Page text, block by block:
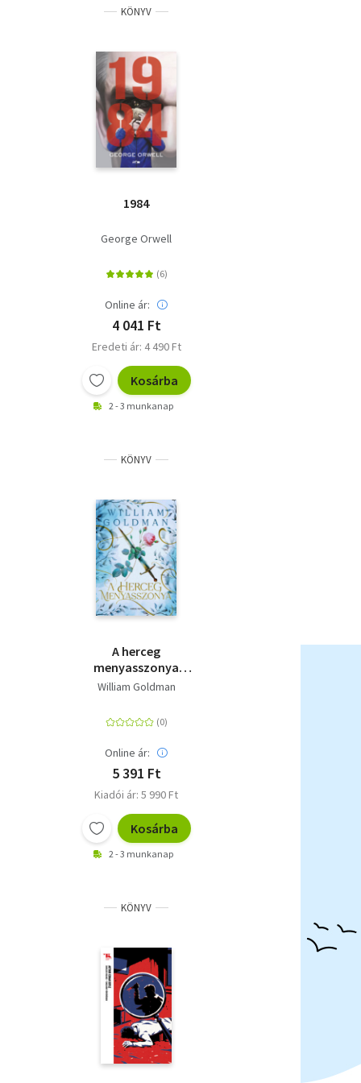
KÖNYV
1984
George Orwell
Online ár:
4 041 Ft
Eredeti ár: 4 490 Ft
Kosárba
2 - 3 munkanap
KÖNYV
A herceg
menyasszonya
(különleges kidás)
William Goldman
Online ár:
5 391 Ft
Kiadói ár: 5 990 Ft
Kosárba
2 - 3 munkanap
KÖNYV